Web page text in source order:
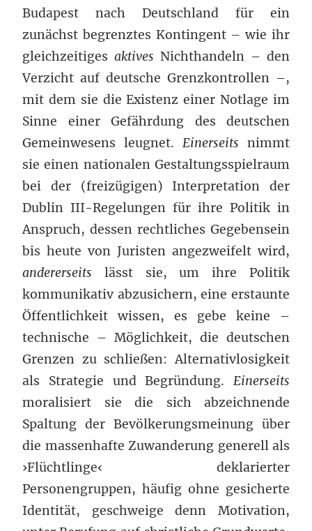
Budapest nach Deutschland für ein
zunächst begrenztes Kontingent –wie ihr
gleichzeitiges aktives Nichthandeln – den
Verzicht auf deutsche Grenzkontrollen –,
mit dem sie die Existenz einer Notlage im
Sinne einer Gefährdung des deutschen
Gemeinwesens leugnet. Einerseits nimmt
sie einen nationalen Gestaltungsspielraum
bei der (freizügigen) Interpretation der
Dublin III-Regelungen für ihre Politik in
Anspruch, dessen rechtliches Gegebensein
bis heute von Juristen angezweifelt wird,
andererseits lässt sie, um ihre Politik
kommunikativ abzusichern, eine erstaunte
Öffentlichkeit wissen, es gebe keine –
technische – Möglichkeit, die deutschen
Grenzen zu schließen: Alternativlosigkeit
als Strategie und Begründung. Einerseits
moralisiert sie die sich abzeichnende
Spaltung der Bevölkerungsmeinung über
die massenhafte Zuwanderung generell als
›Flüchtlinge‹ deklarierter
Personengruppen, häufig ohne gesicherte
Identität, geschweige denn Motivation,